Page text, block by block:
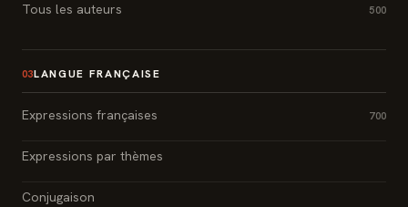
Tous les auteurs 500
03LANGUE FRANÇAISE
Expressions françaises 700
Expressions par thèmes
Conjugaison